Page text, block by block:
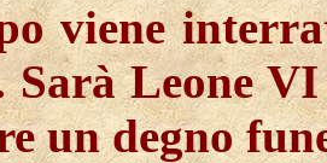
viene
Sarà Leone
un degno